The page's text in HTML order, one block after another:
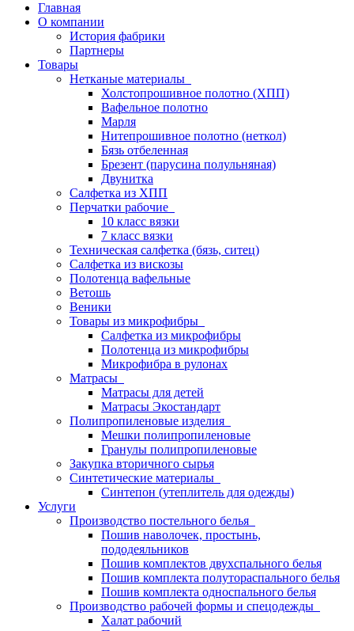
Главная
О компании
История фабрики
Партнеры
Товары
Нетканые материалы
Холстопрошивное полотно (ХПП)
Вафельное полотно
Марля
Нитепрошивное полотно (неткол)
Бязь отбеленная
Брезент (парусина полульняная)
Двунитка
Салфетка из ХПП
Перчатки рабочие
10 класс вязки
7 класс вязки
Техническая салфетка (бязь, ситец)
Салфетка из вискозы
Полотенца вафельные
Ветошь
Веники
Товары из микрофибры
Салфетка из микрофибры
Полотенца из микрофибры
Микрофибра в рулонах
Матрасы
Матрасы для детей
Матрасы Экостандарт
Полипропиленовые изделия
Мешки полипропиленовые
Гранулы полипропиленовые
Закупка вторичного сырья
Синтетические материалы
Синтепон (утеплитель для одежды)
Услуги
Производство постельного белья
Пошив наволочек, простынь,
пододеяльников
Пошив комплектов двухспального белья
Пошив комплекта полутораспального белья
Пошив комплекта односпального белья
Производство рабочей формы и спецодежды
Халат рабочий